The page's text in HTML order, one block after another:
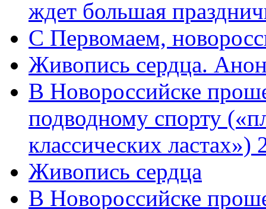
ждет большая
C Первомаем,
Живопись сердца.
В Новороссийске
подводному спорту
классических
Живопись сердца
В Новороссийске